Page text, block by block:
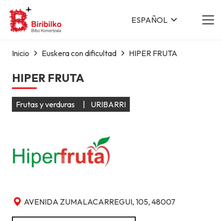
ESPAÑOL
Inicio Euskera con dificultad HIPER FRUTA
HIPER FRUTA
Frutas y verduras | URIBARRI
AVENIDA ZUMALACARREGUI, 105, 48007